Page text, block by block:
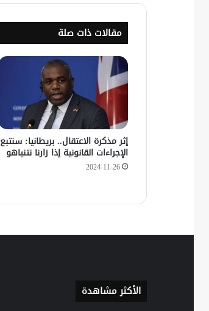
مقالات ذات صلة
إثر مذكرة الاعتقال.. بريطانيا: سنتبع
الإجراءات القانونية إذا زارنا نتنياهو
2024-11-26
الأكثر مشاهدة